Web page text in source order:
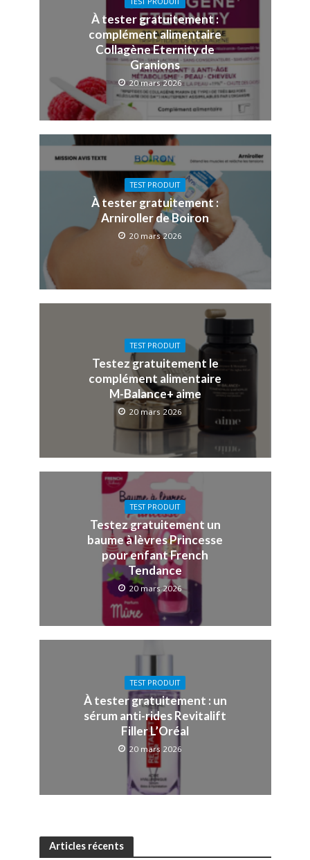
À tester gratuitement :
complément alimentaire
Collagène Eternity de
Granions
20 mars 2026
TEST PRODUIT
À tester gratuitement :
Arniroller de Boiron
20 mars 2026
TEST PRODUIT
Testez gratuitement le
complément alimentaire
M-Balance+ aime
20 mars 2026
TEST PRODUIT
Testez gratuitement un
baume à lèvres Princesse
pour enfant French
Tendance
20 mars 2026
TEST PRODUIT
À tester gratuitement : un
sérum anti-rides Revitalift
Filler L’Oréal
20 mars 2026
Articles récents